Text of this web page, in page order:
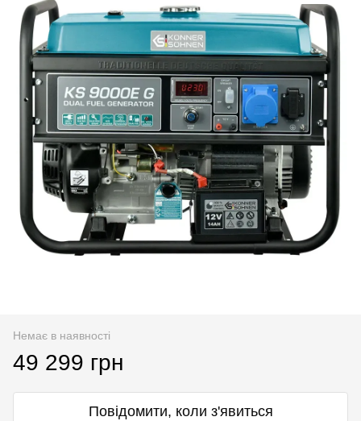
Немає в наявності
49 299 грн
Повідомити, коли з'явиться